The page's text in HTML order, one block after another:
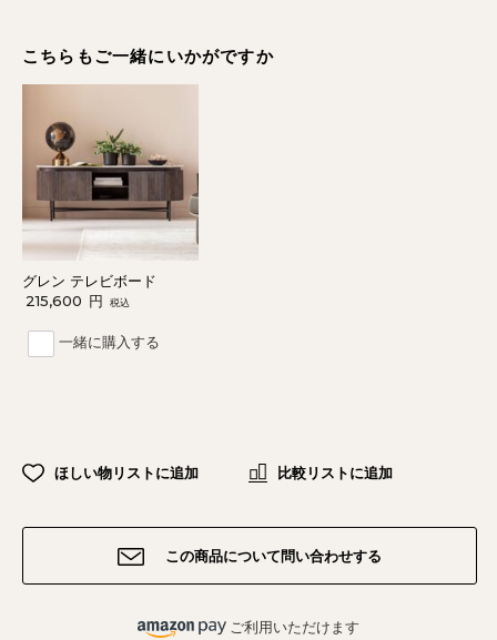
こちらもご一緒にいかがですか
グレン テレビボード
215,600 円 税込
一緒に購入する
ほしい物リストに追加 比較リストに追加
この商品について問い合わせする
ご利用いただけます